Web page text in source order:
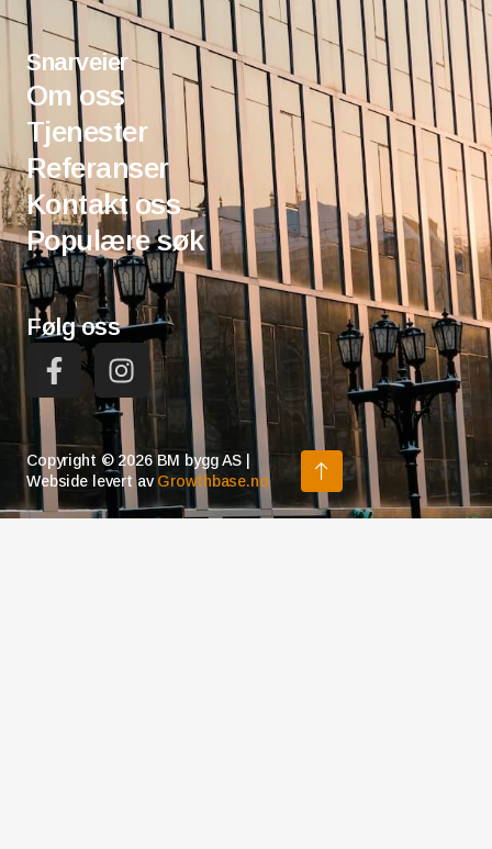
Snarveier
Om oss
Tjenester
Referanser
Kontakt oss
Populære søk
Følg oss
Copyright © 2026 BM bygg AS |
Webside levert av Growthbase.no